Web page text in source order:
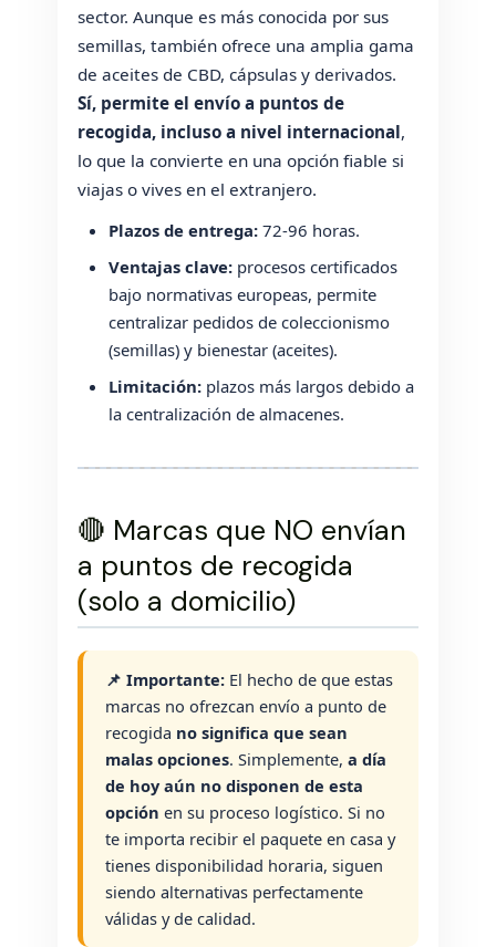
sector. Aunque es más conocida por sus
semillas, también ofrece una amplia gama
de aceites de CBD, cápsulas y derivados.
Sí, permite el envío a puntos de
recogida, incluso a nivel internacional,
lo que la convierte en una opción fiable si
viajas o vives en el extranjero.
Plazos de entrega: 72-96 horas.
Ventajas clave: procesos certificados
bajo normativas europeas, permite
centralizar pedidos de coleccionismo
(semillas) y bienestar (aceites).
Limitación: plazos más largos debido a
la centralización de almacenes.
🔴 Marcas que NO envían
a puntos de recogida
(solo a domicilio)
📌 Importante: El hecho de que estas
marcas no ofrezcan envío a punto de
recogida no significa que sean
malas opciones. Simplemente,a día
de hoy aún no disponen de esta
opción en su proceso logístico. Si no
te importa recibir el paquete en casa y
tienes disponibilidad horaria, siguen
siendo alternativas perfectamente
válidas y de calidad.